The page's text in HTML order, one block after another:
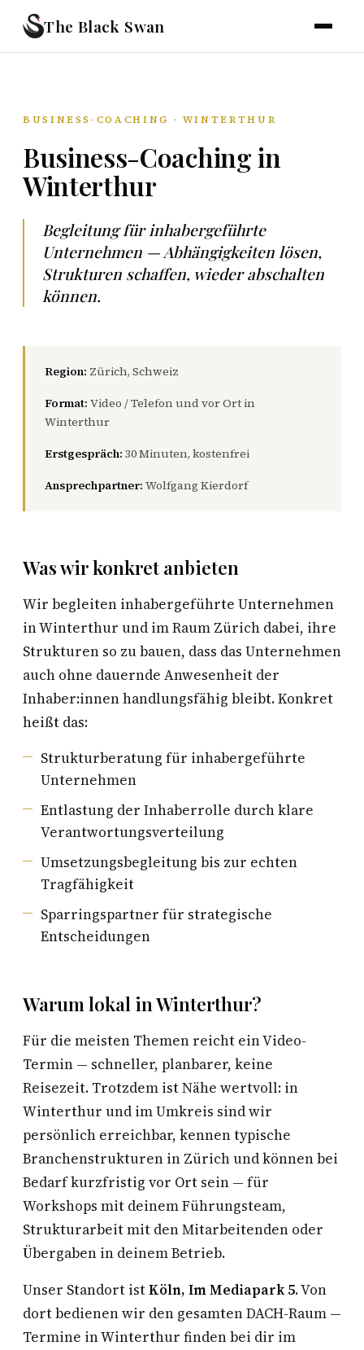
The Black Swan
BUSINESS-COACHING · WINTERTHUR
Business-Coaching in
Winterthur
Begleitung für inhabergeführte
Unternehmen — Abhängigkeiten lösen,
Strukturen schaffen, wieder abschalten
können.
Region: Zürich, Schweiz
Format: Video / Telefon und vor Ort in
Winterthur
Erstgespräch: 30 Minuten, kostenfrei
Ansprechpartner: Wolfgang Kierdorf
Was wir konkret anbieten
Wir begleiten inhabergeführte Unternehmen
in Winterthur und im Raum Zürich dabei, ihre
Strukturen so zu bauen, dass das Unternehmen
auch ohne dauernde Anwesenheit der
Inhaber:innen handlungsfähig bleibt. Konkret
heißt das:
Strukturberatung für inhabergeführte
Unternehmen
Entlastung der Inhaberrolle durch klare
Verantwortungsverteilung
Umsetzungsbegleitung bis zur echten
Tragfähigkeit
Sparringspartner für strategische
Entscheidungen
Warum lokal in Winterthur?
Für die meisten Themen reicht ein Video-
Termin — schneller, planbarer, keine
Reisezeit. Trotzdem ist Nähe wertvoll: in
Winterthur und im Umkreis sind wir
persönlich erreichbar, kennen typische
Branchenstrukturen in Zürich und können bei
Bedarf kurzfristig vor Ort sein — für
Workshops mit deinem Führungsteam,
Strukturarbeit mit den Mitarbeitenden oder
Übergaben in deinem Betrieb.
Unser Standort istKöln, Im Mediapark 5. Von
dort bedienen wir den gesamten DACH-Raum —
Termine in Winterthur finden bei dir im